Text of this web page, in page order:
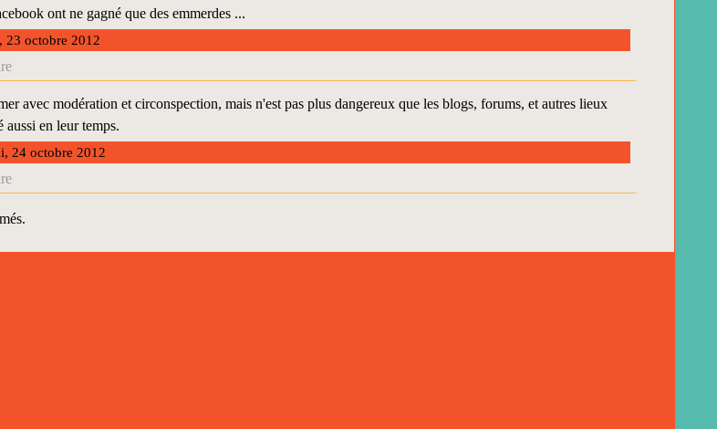
ont ne gagné que des emmerdes ...
23 octobre 2012
avec modération et circonspection, mais n'est pas plus dangereux que les blogs, forums, et autres lieux
en leur temps.
24 octobre 2012